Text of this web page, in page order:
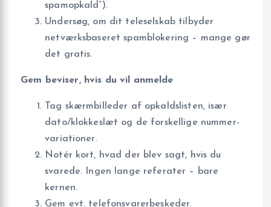
spamopkald”).
Undersøg, om dit teleselskab tilbyder
netværksbaseret spamblokering – mange gør
det gratis.
Gem beviser, hvis du vil anmelde
Tag skærmbilleder af opkaldslisten, især
dato/klokkeslæt og de forskellige nummer-
variationer.
Notér kort, hvad der blev sagt, hvis du
svarede. Ingen lange referater – bare
kernen.
Gem evt. telefonsvarerbeskeder.